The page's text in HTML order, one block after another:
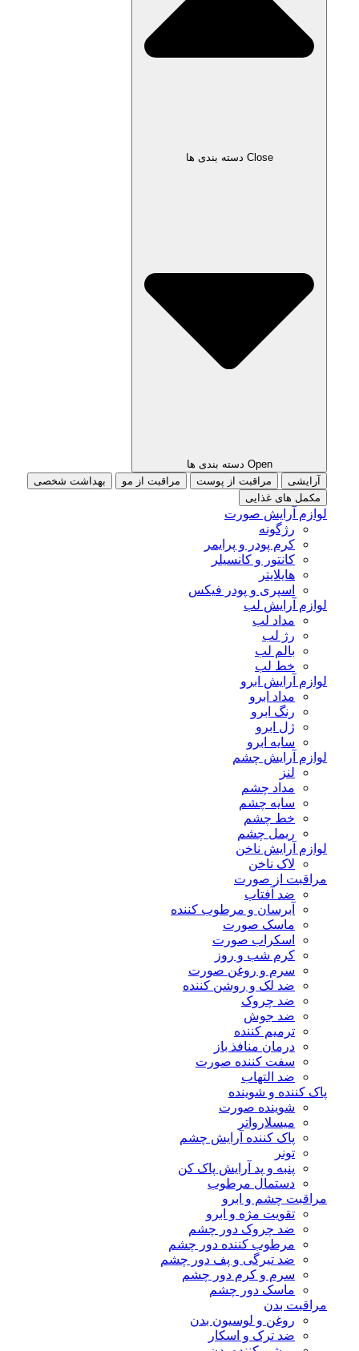
Close دسته بندی ها
Open دسته بندی ها
آرایشی
مراقبت از پوست مراقبت از مو
بهداشت شخصی
مکمل های غذایی
لوازم آرایش صورت
رژگونه
کرم پودر و پرایمر
کانتور و کانسیلر
هایلایتر
اسپری و پودر فیکس
لوازم آرایش لب
مداد لب
رژ لب
بالم لب
خط لب
لوازم آرایش ابرو
مداد ابرو
رنگ ابرو
ژل ابرو
سایه ابرو
لوازم آرایش چشم
لنز
مداد چشم
سایه چشم
خط چشم
ریمل چشم
لوازم آرایش ناخن
لاک ناخن
مراقبت از صورت
ضد آفتاب
آبرسان و مرطوب کننده
ماسک صورت
اسکراب صورت
کرم شب و روز
سرم و روغن صورت
ضد لک و روشن کننده
ضد چروک
ضد جوش
ترمیم کننده
درمان منافذ باز
سفت کننده صورت
ضد التهاب
پاک کننده و شوینده
شوینده صورت
میسلارواتر
پاک کننده آرایش چشم
تونر
پنبه و پد آرایش پاک کن
دستمال مرطوب
مراقبت چشم و ابرو
تقویت مژه و ابرو
ضد چروک دور چشم
مرطوب کننده دور چشم
ضد تیرگی و پف دور چشم
سرم و کرم دور چشم
ماسک دور چشم
مراقبت بدن
روغن و لوسیون بدن
ضد ترک و اسکار